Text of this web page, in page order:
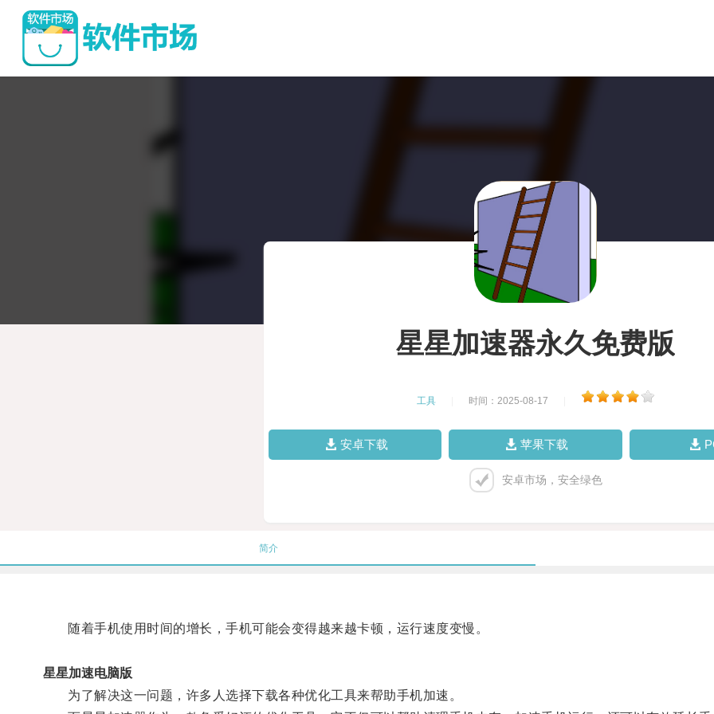
星星加速器永久免费版
工具 时间：2025-08-17
安卓下载 苹果下载
安卓市场，安全绿色
简介
随着手机使用时间的增长，手机可能会变得越来越卡顿，运行速度变慢。
星星加速电脑版
为了解决这一问题，许多人选择下载各种优化工具来帮助手机加速。